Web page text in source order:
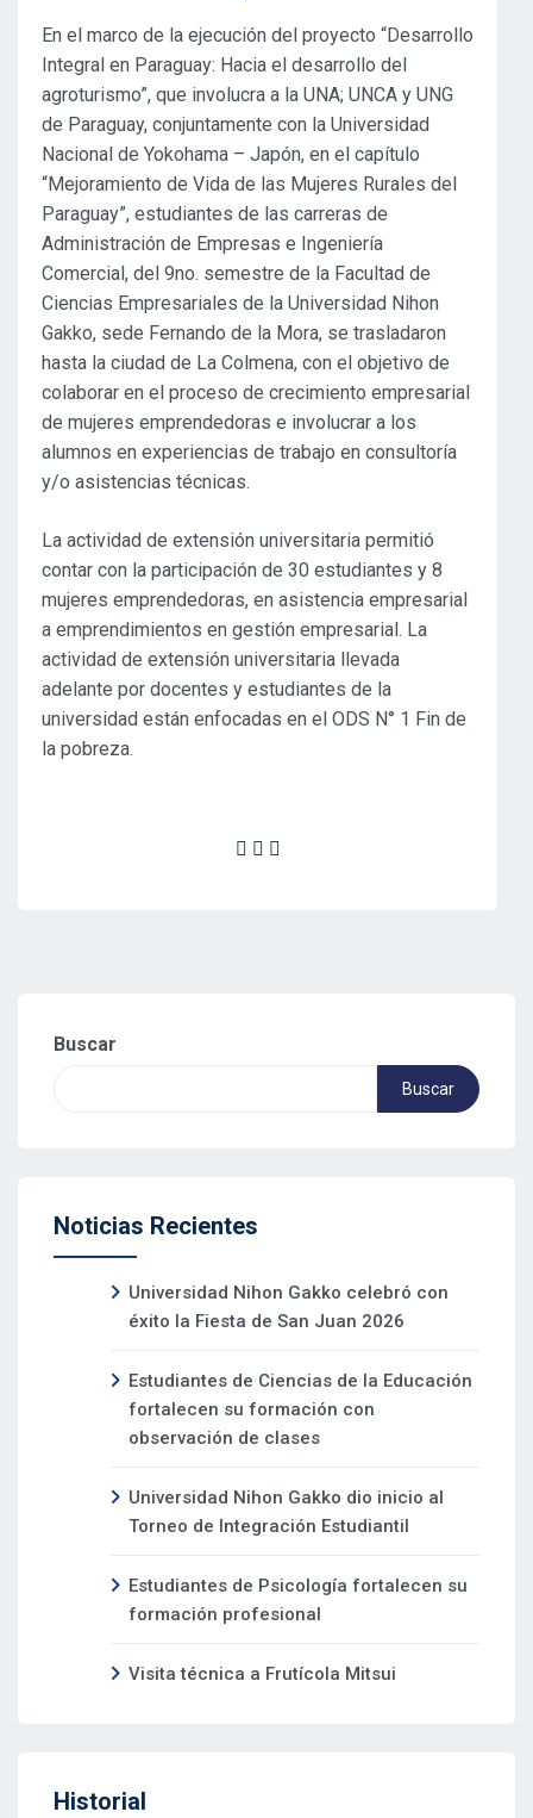
En el marco de la ejecución del proyecto “Desarrollo
Integral en Paraguay: Hacia el desarrollo del
agroturismo”, que involucra a la UNA; UNCA y UNG
de Paraguay, conjuntamente con la Universidad
Nacional de Yokohama – Japón, en el capítulo
“Mejoramiento de Vida de las Mujeres Rurales del
Paraguay”, estudiantes de las carreras de
Administración de Empresas e Ingeniería
Comercial, del 9no. semestre de la Facultad de
Ciencias Empresariales de la Universidad Nihon
Gakko, sede Fernando de la Mora, se trasladaron
hasta la ciudad de La Colmena, con el objetivo de
colaborar en el proceso de crecimiento empresarial
de mujeres emprendedoras e involucrar a los
alumnos en experiencias de trabajo en consultoría
y/o asistencias técnicas.
La actividad de extensión universitaria permitió
contar con la participación de 30 estudiantes y 8
mujeres emprendedoras, en asistencia empresarial
a emprendimientos en gestión empresarial. La
actividad de extensión universitaria llevada
adelante por docentes y estudiantes de la
universidad están enfocadas en el ODS N° 1 Fin de
la pobreza.
Buscar
Buscar
Noticias Recientes
Universidad Nihon Gakko celebró con
éxito la Fiesta de San Juan 2026
Estudiantes de Ciencias de la Educación
fortalecen su formación con
observación de clases
Universidad Nihon Gakko dio inicio al
Torneo de Integración Estudiantil
Estudiantes de Psicología fortalecen su
formación profesional
Visita técnica a Frutícola Mitsui
Historial